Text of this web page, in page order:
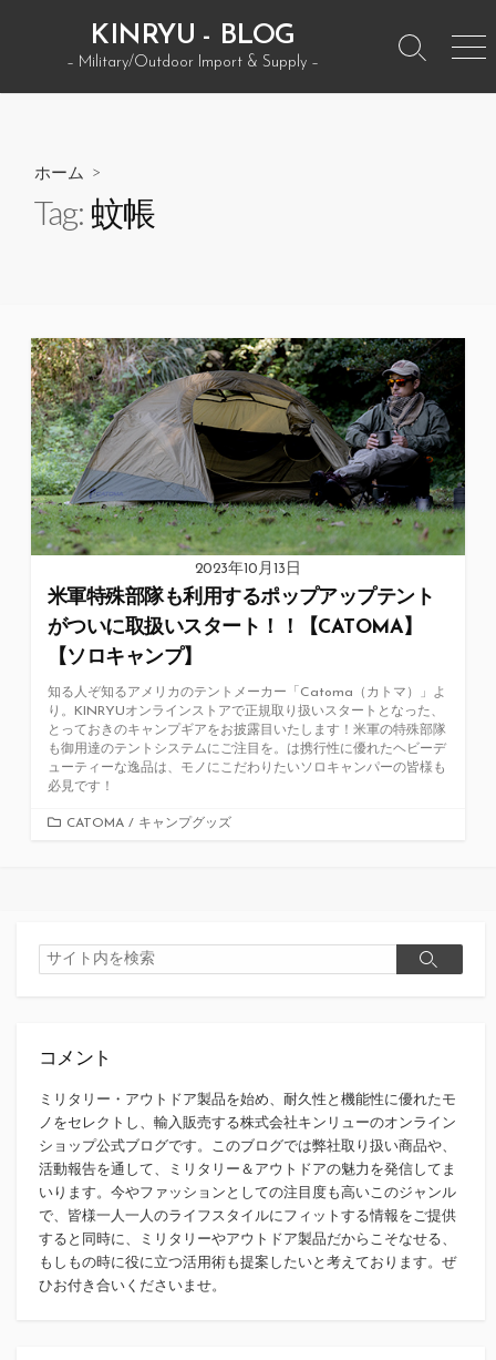
ン
KINRYU - BLOG
– Military/Outdoor Import & Supply –
検
メ
ホーム >
Tag: 蚊帳
2023年10月13日
米軍特殊部隊も利用するポップアップテント
がついに取扱いスタート！！【CATOMA】
【ソロキャンプ】
知る人ぞ知るアメリカのテントメーカー「Catoma（カトマ）」よ
り。KINRYUオンラインストアで正規取り扱いスタートとなった、
とっておきのキャンプギアをお披露目いたします！米軍の特殊部隊
も御用達のテントシステムにご注目を。は携行性に優れたヘビーデ
ューティーな逸品は、モノにこだわりたいソロキャンパーの皆様も
必見です！
カ
CATOMA / キャンプグッズ
検
索
検
コメント
ミリタリー・アウトドア製品を始め、耐久性と機能性に優れたモ
ノをセレクトし、輸入販売する株式会社キンリューのオンライン
ショップ公式ブログです。このブログでは弊社取り扱い商品や、
活動報告を通して、ミリタリー＆アウトドアの魅力を発信してま
いります。今やファッションとしての注目度も高いこのジャンル
で、皆様一人一人のライフスタイルにフィットする情報をご提供
すると同時に、ミリタリーやアウトドア製品だからこそなせる、
もしもの時に役に立つ活用術も提案したいと考えております。ぜ
ひお付き合いくださいませ。